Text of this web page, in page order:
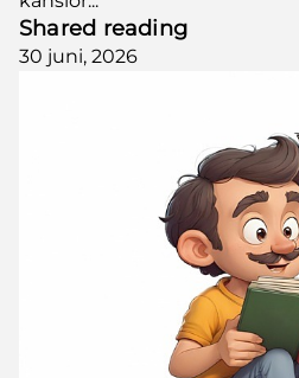
Shared reading
30 juni, 2026